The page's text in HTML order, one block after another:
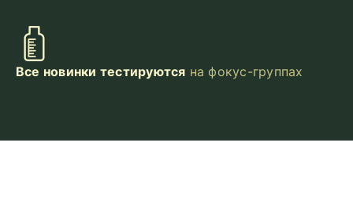
Все новинки тестируются на фокус-группах